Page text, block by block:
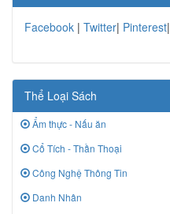
Facebook | Twitter| Pinterest|
Thể Loại Sách
Ẩm thực - Nấu ăn
Cổ Tích - Thần Thoại
Công Nghệ Thông Tin
Danh Nhân